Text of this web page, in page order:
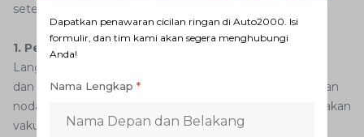
setelah mudik:
1. Pembersihan dan Perawatan Interior Mobil
Langkah pertama setelah mudik adalah membersihkan
dan merawat bagian interior mobil dari debu, kotoran, dan
noda yang mungkin terkumpul selama perjalanan. Gunakan
vakum dan lap yang lembut untuk membersihkan jok,
Dapatkan penawaran cicilan ringan di Auto2000. Isi
formulir, dan tim kami akan segera menghubungi
Anda!
Nama Lengkap *